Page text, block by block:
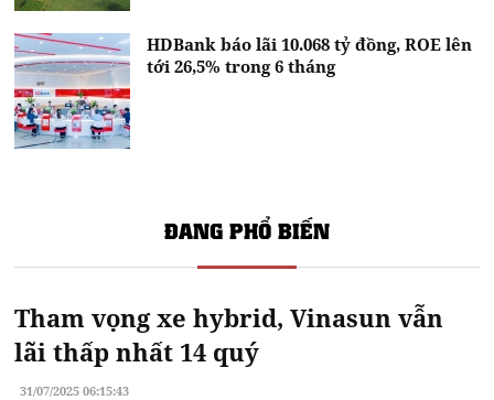
HDBank báo lãi 10.068 tỷ đồng, ROE lên
tới 26,5% trong 6 tháng
ĐANG PHỔ BIẾN
Tham vọng xe hybrid, Vinasun vẫn
lãi thấp nhất 14 quý
31/07/2025 06:15:43